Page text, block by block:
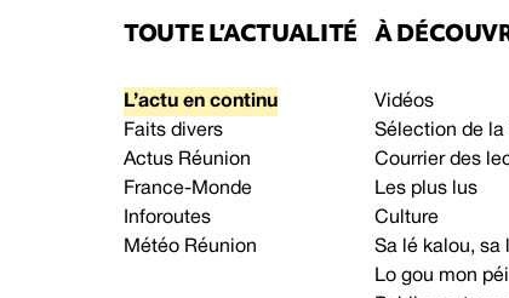
TOUTE L’ACTUALITÉ
L’actu en continu
Faits divers
Actus Réunion
France-Monde
Inforoutes
Météo Réunion
À
Vidéos
Sélection de la
Courrier des
Les plus lus
Culture
Sa lé kalou, sa
Lo gou mon péi